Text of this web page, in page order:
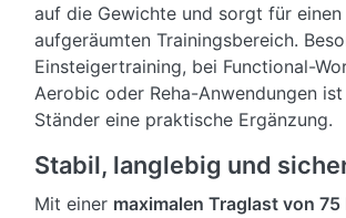
auf die Gewichte und sorgt für einen
aufgeräumten Trainingsbereich.
Einsteigertraining, bei Functional-
Aerobic oder Reha-Anwendungen
Ständer eine praktische Ergänzung.
Stabil, langlebig und
Mit einer maximalen Traglast von 75